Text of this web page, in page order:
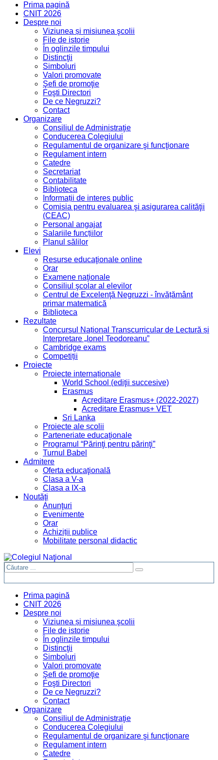
Prima pagină
CNIT 2026
Despre noi
Viziunea și misiunea şcolii
File de istorie
În oglinzile timpului
Distincţii
Simboluri
Valori promovate
Şefi de promoţie
Foşti Directori
De ce Negruzzi?
Contact
Organizare
Consiliul de Administraţie
Conducerea Colegiului
Regulamentul de organizare şi funcţionare
Regulament intern
Catedre
Secretariat
Contabilitate
Biblioteca
Informații de interes public
Comisia pentru evaluarea şi asigurarea calităţii
(CEAC)
Personal angajat
Salariile funcțiilor
Planul sălilor
Elevi
Resurse educaţionale online
Orar
Examene naţionale
Consiliul şcolar al elevilor
Centrul de Excelenţă Negruzzi - învățământ
primar matematică
Biblioteca
Rezultate
Concursul Național Transcurricular de Lectură și
Interpretare „Ionel Teodoreanu”
Cambridge exams
Competiții
Proiecte
Proiecte internaționale
World School (ediţii succesive)
Erasmus
Acreditare Erasmus+ (2022-2027)
Acreditare Erasmus+ VET
Sri Lanka
Proiecte ale școlii
Parteneriate educaţionale
Programul “Părinţi pentru părinţi”
Turnul Babel
Admitere
Oferta educaţională
Clasa a V-a
Clasa a IX-a
Noutăţi
Anunţuri
Evenimente
Orar
Achiziții publice
Mobilitate personal didactic
Prima pagină
CNIT 2026
Despre noi
Viziunea și misiunea şcolii
File de istorie
În oglinzile timpului
Distincţii
Simboluri
Valori promovate
Şefi de promoţie
Foşti Directori
De ce Negruzzi?
Contact
Organizare
Consiliul de Administraţie
Conducerea Colegiului
Regulamentul de organizare şi funcţionare
Regulament intern
Catedre